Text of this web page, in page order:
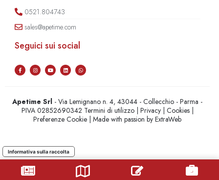
0521.804743
sales@apetime.com
Seguici sui social
Apetime Srl - Via Lemignano n. 4, 43044 - Collecchio - Parma -
PIVA 02852690342 Termini di utilizzo| Privacy| Cookies|
Preferenze Cookie | Made with passion byExtraWeb
Informativa sulla raccolta